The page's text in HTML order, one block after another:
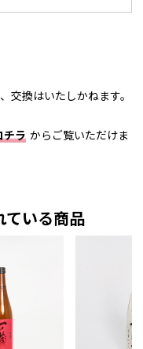
交換はいたしかねます。
チラ からご覧いただけま
ている商品